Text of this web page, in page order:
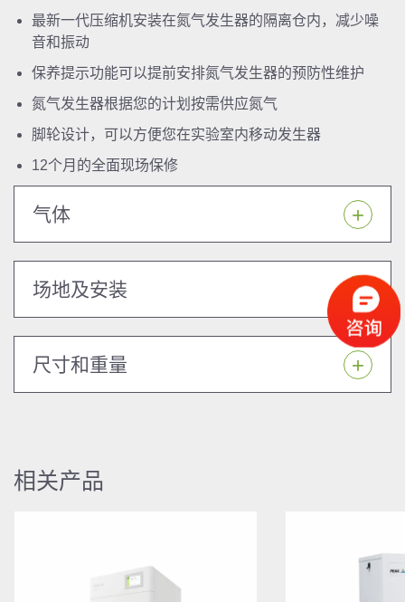
最新一代压缩机安装在氮气发生器的隔离仓内，减少噪
音和振动
保养提示功能可以提前安排氮气发生器的预防性维护
氮气发生器根据您的计划按需供应氮气
脚轮设计，可以方便您在实验室内移动发生器
12个月的全面现场保修
气体
场地及安装
尺寸和重量
相关产品